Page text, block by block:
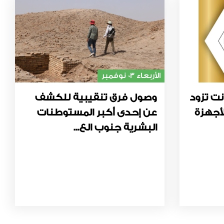
تزود
الأربعاء 03 نوفمبر
وصول فرق تنقيبية للكشف
عن إحدى أكبر المستوطنات
البشرية جنوب الع...